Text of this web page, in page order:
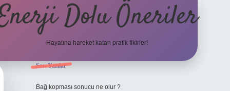
Dolu Öneriler
Hayatına hareket katan pratik fikirler!
Sidebar
Son Yazılar
Bağ kopması sonucu ne olur ?